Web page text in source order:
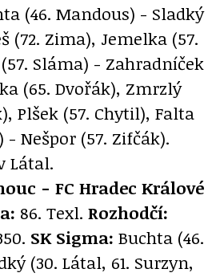
(46. Mandous) - Sladký
(72. Zima), Jemelka (57.
Sláma) - Zahradníček
(65. Dvořák), Zmrzlý
Plšek (57. Chytil), Falta
- Nešpor (57. Zifčák).
Látal.
- FC Hradec Králové
86. Texl. Rozhodčí:
SK Sigma: Buchta (46.
(30. Látal, 61. Surzyn,